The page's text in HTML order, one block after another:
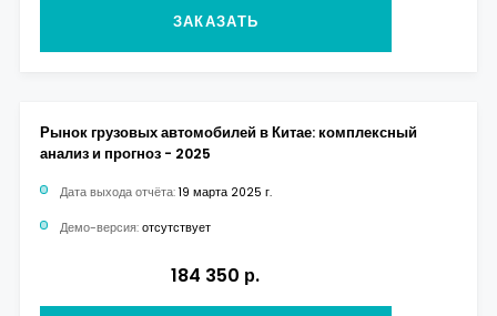
ЗАКАЗАТЬ
Рынок грузовых автомобилей в Китае: комплексный
анализ и прогноз - 2025
Дата выхода отчёта: 19 марта 2025 г.
Демо-версия: отсутствует
184 350 р.